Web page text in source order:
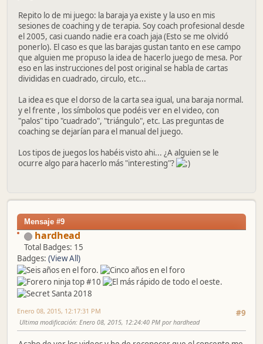
Repito lo de mi juego: la baraja ya existe y la uso en mis
sesiones de coaching y de terapia. Soy coach profesional desde
el 2005, casi cuando nadie era coach jaja (Esto se me olvidó
ponerlo). El caso es que las barajas gustan tanto en ese campo
que alguien me propuso la idea de hacerlo juego de mesa. Por
eso en las instrucciones del post original se habla de cartas
divididas en cuadrado, circulo, etc...
La idea es que el dorso de la carta sea igual, una baraja normal.
y el frente , los símbolos que podéis ver en el video, con
"palos" tipo "cuadrado", "triángulo", etc. Las preguntas de
coaching se dejarían para el manual del juego.
Los tipos de juegos los habéis visto ahi... ¿A alguien se le
ocurre algo para hacerlo más "interesting"?
Mensaje #9
hardhead
Total Badges: 15
Badges: (View All)
#9
Enero 08, 2015, 12:17:31 PM
Ultima modificación: Enero 08, 2015, 12:24:40 PM por hardhead